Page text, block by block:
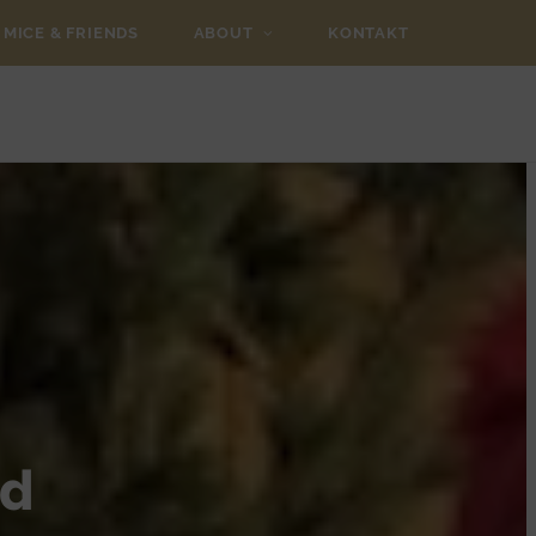
MICE & FRIENDS ABOUT KONTAKT